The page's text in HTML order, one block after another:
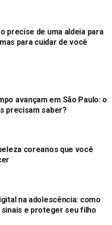
precise de uma aldeia para
para cuidar de você
avançam em São Paulo: o
precisam saber?
coreanos que você
na adolescência: como
e proteger seu filho